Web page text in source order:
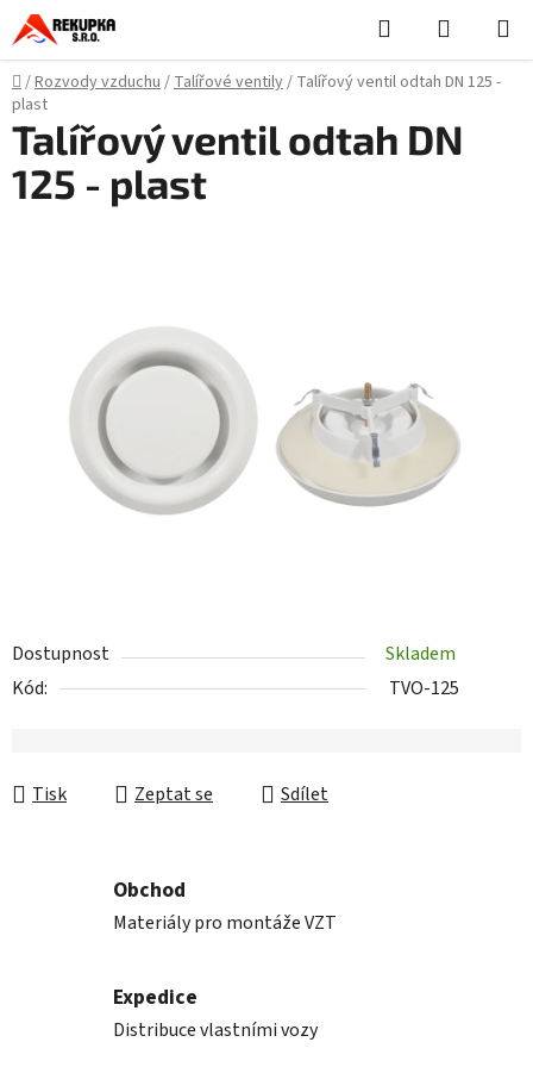
Přejít
na
obsah
Hledat
KOŠÍK
Domů
/Rozvody vzduchu/Talířové ventily/ Talířový ventil odtah DN 125 -
plast
Dostupnost
Skladem
Kód:
TVO-125
Tisk Zeptat se Sdílet
Talířový ventil odtah DN
125 - plast
Obchod
Materiály pro montáže VZT
Expedice
Distribuce vlastními vozy